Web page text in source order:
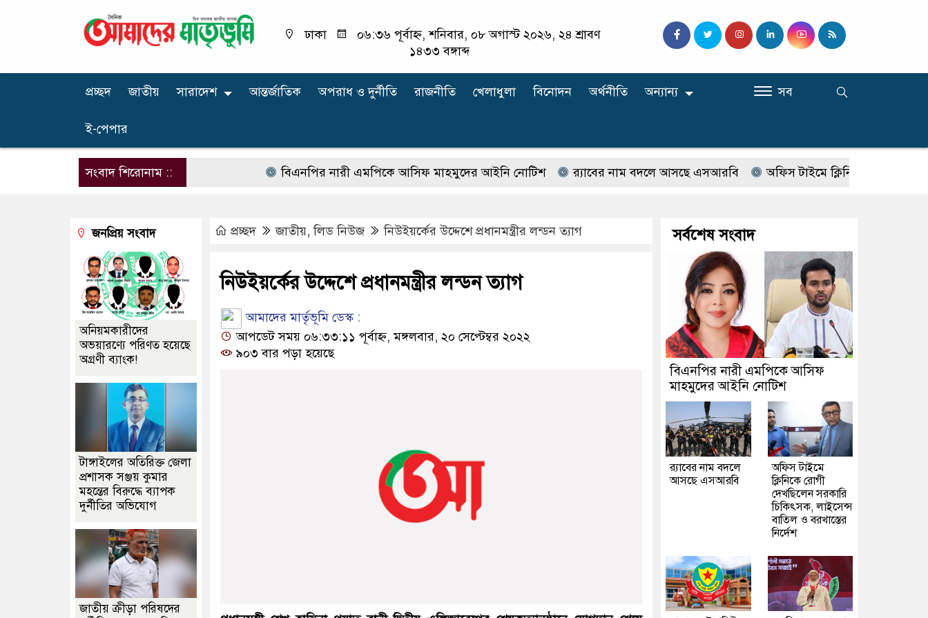
ঢাকা
০৬:৩৬ পূর্বাহ্ন, শনিবার, ০৮ অগাস্ট ২০২৬, ২৪ শ্রাবণ
১৪৩৩ বঙ্গাব্দ
প্রচ্ছদ জাতীয় সারাদেশ আন্তর্জাতিক অপরাধ ‍ও দুর্নীতি রাজনীতি খেলাধুলা বিনোদন অর্থনীতি অন্যান্য
ই-পেপার
সব
সংবাদ শিরোনাম :: বিএনপির নারী এমপিকে আসিফ মাহমুদের আইনি নোটিশ র‍্যাবের নাম বদলে আসছে এসআরবি অফিস টাইমে ক্লিনিকে রোগী দেখছিলেন
প্রচ্ছদ জাতীয়,লিড নিউজ নিউইয়র্কের উদ্দেশে প্রধানমন্ত্রীর লন্ডন ত্যাগ
নিউইয়র্কের উদ্দেশে প্রধানমন্ত্রীর লন্ডন ত্যাগ
আমাদের মার্তৃভূমি ডেস্ক :
আপডেট সময় ০৬:৩৩:১১ পূর্বাহ্ন, মঙ্গলবার, ২০ সেপ্টেম্বর ২০২২
৯০৩ বার পড়া হয়েছে
জনপ্রিয় সংবাদ
অনিয়মকারীদের
অভয়ারণ্যে পরিণত হয়েছে
অগ্রণী ব্যাংক!
টাঙ্গাইলের অতিরিক্ত জেলা
প্রশাসক সঞ্জয় কুমার
মহন্তের বিরুদ্ধে ব্যাপক
দুর্নীতির অভিযোগ
জাতীয় ক্রীড়া পরিষদের
সর্বশেষ সংবাদ
বিএনপির নারী এমপিকে আসিফ
মাহমুদের আইনি নোটিশ
র‍্যাবের নাম বদলে
আসছে এসআরবি
অফিস টাইমে
ক্লিনিকে রোগী
দেখছিলেন সরকারি
চিকিৎসক, লাইসেন্স
বাতিল ও বরখাস্তের
নির্দেশ